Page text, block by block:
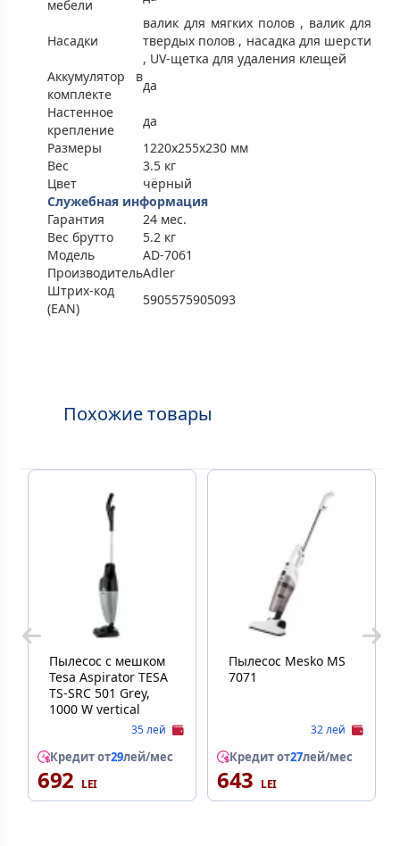
мебели
Насадки
валик для мягких полов , валик для
твердых полов , насадка для шерсти
, UV-щетка для удаления клещей
Аккумулятор в
комплекте
да
Настенное
крепление
да
Размеры
1220x255x230 мм
Вес
3.5 кг
Цвет
чёрный
Служебная информация
Гарантия
24 мес.
Вес брутто
5.2 кг
Модель
AD-7061
ПроизводительAdler
Штрих-код
(EAN)
5905575905093
Похожие товары
Пылесос с мешком
Tesa Aspirator TESA
TS-SRC 501 Grey,
1000 W vertical
35 лей
Кредит от29лей/мес
692
Пылесос Mesko MS
7071
32 лей
Кредит от27лей/мес
643